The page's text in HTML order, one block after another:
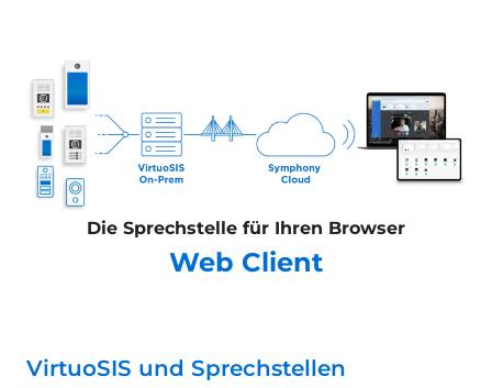
Die Sprechstelle für Ihren Browser
Web Client
VirtuoSIS und Sprechstellen